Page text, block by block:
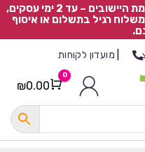
חדש! משלוח אקספרס בהתאם לרשימת היישובים – עד 2 ימי עסקים,
משלוח רגיל בתשלום או איסוף
מועדון לקוחות
Cart
0
₪0.00